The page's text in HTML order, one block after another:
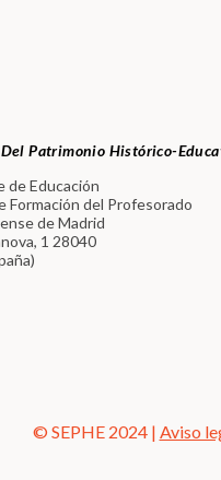
Patrimonio Histórico-
de Educación
Formación del Profesorado
de Madrid
1 28040
© SEPHE 2024 | Aviso